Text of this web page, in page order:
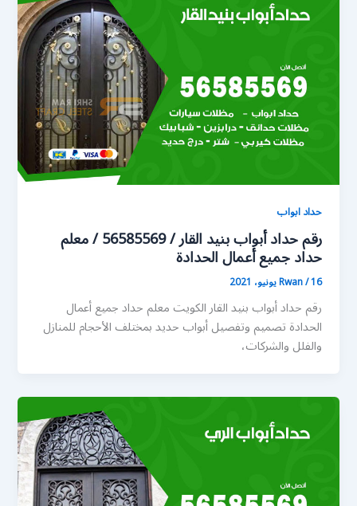
حداد ابواب
رقم حداد أبواب بنيد القار / 56585569 / معلم
حداد جميع أعمال الحدادة
Rwan/16 يونيو، 2021
رقم حداد أبواب بنيد القار الكويت معلم حداد جميع أعمال
الحدادة تصميم وتفصيل أبواب حديد بمختلف الأحجام للمنازل
والفلل والشركات،